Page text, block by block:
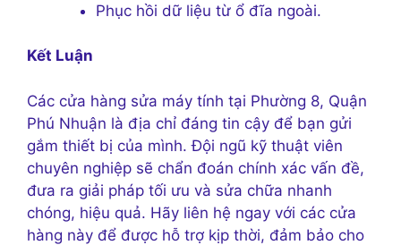
Phục hồi dữ liệu từ ổ đĩa ngoài.
Kết Luận
Các cửa hàng sửa máy tính tại Phường 8, Quận
Phú Nhuận là địa chỉ đáng tin cậy để bạn gửi
gắm thiết bị của mình. Đội ngũ kỹ thuật viên
chuyên nghiệp sẽ chẩn đoán chính xác vấn đề,
đưa ra giải pháp tối ưu và sửa chữa nhanh
chóng, hiệu quả. Hãy liên hệ ngay với các cửa
hàng này để được hỗ trợ kịp thời, đảm bảo cho